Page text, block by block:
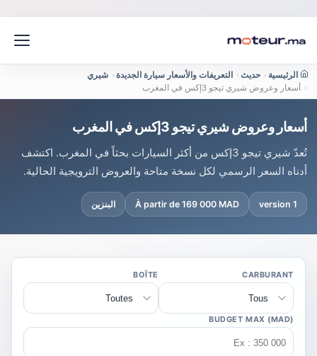
الرئيسية › حديث › التعريفات والأسعار سيارة الجديدة › شيري
›
أسعار وعروض شيري تيجو 3إكس في المغرب
أسعار وعروض شيري تيجو 3إكس في المغرب
تُعدّ شيري تيجو 3إكس من أكثر السيارات بحثاً في المغرب. اكتشف
أدناه السعر الرسمي لكل نسخة متاحة والعروض الترويجية الحالية.
1 version
À partir de 169 000 MAD البنزين
CARBURANT
BOÎTE
BUDGET MAX (MAD)